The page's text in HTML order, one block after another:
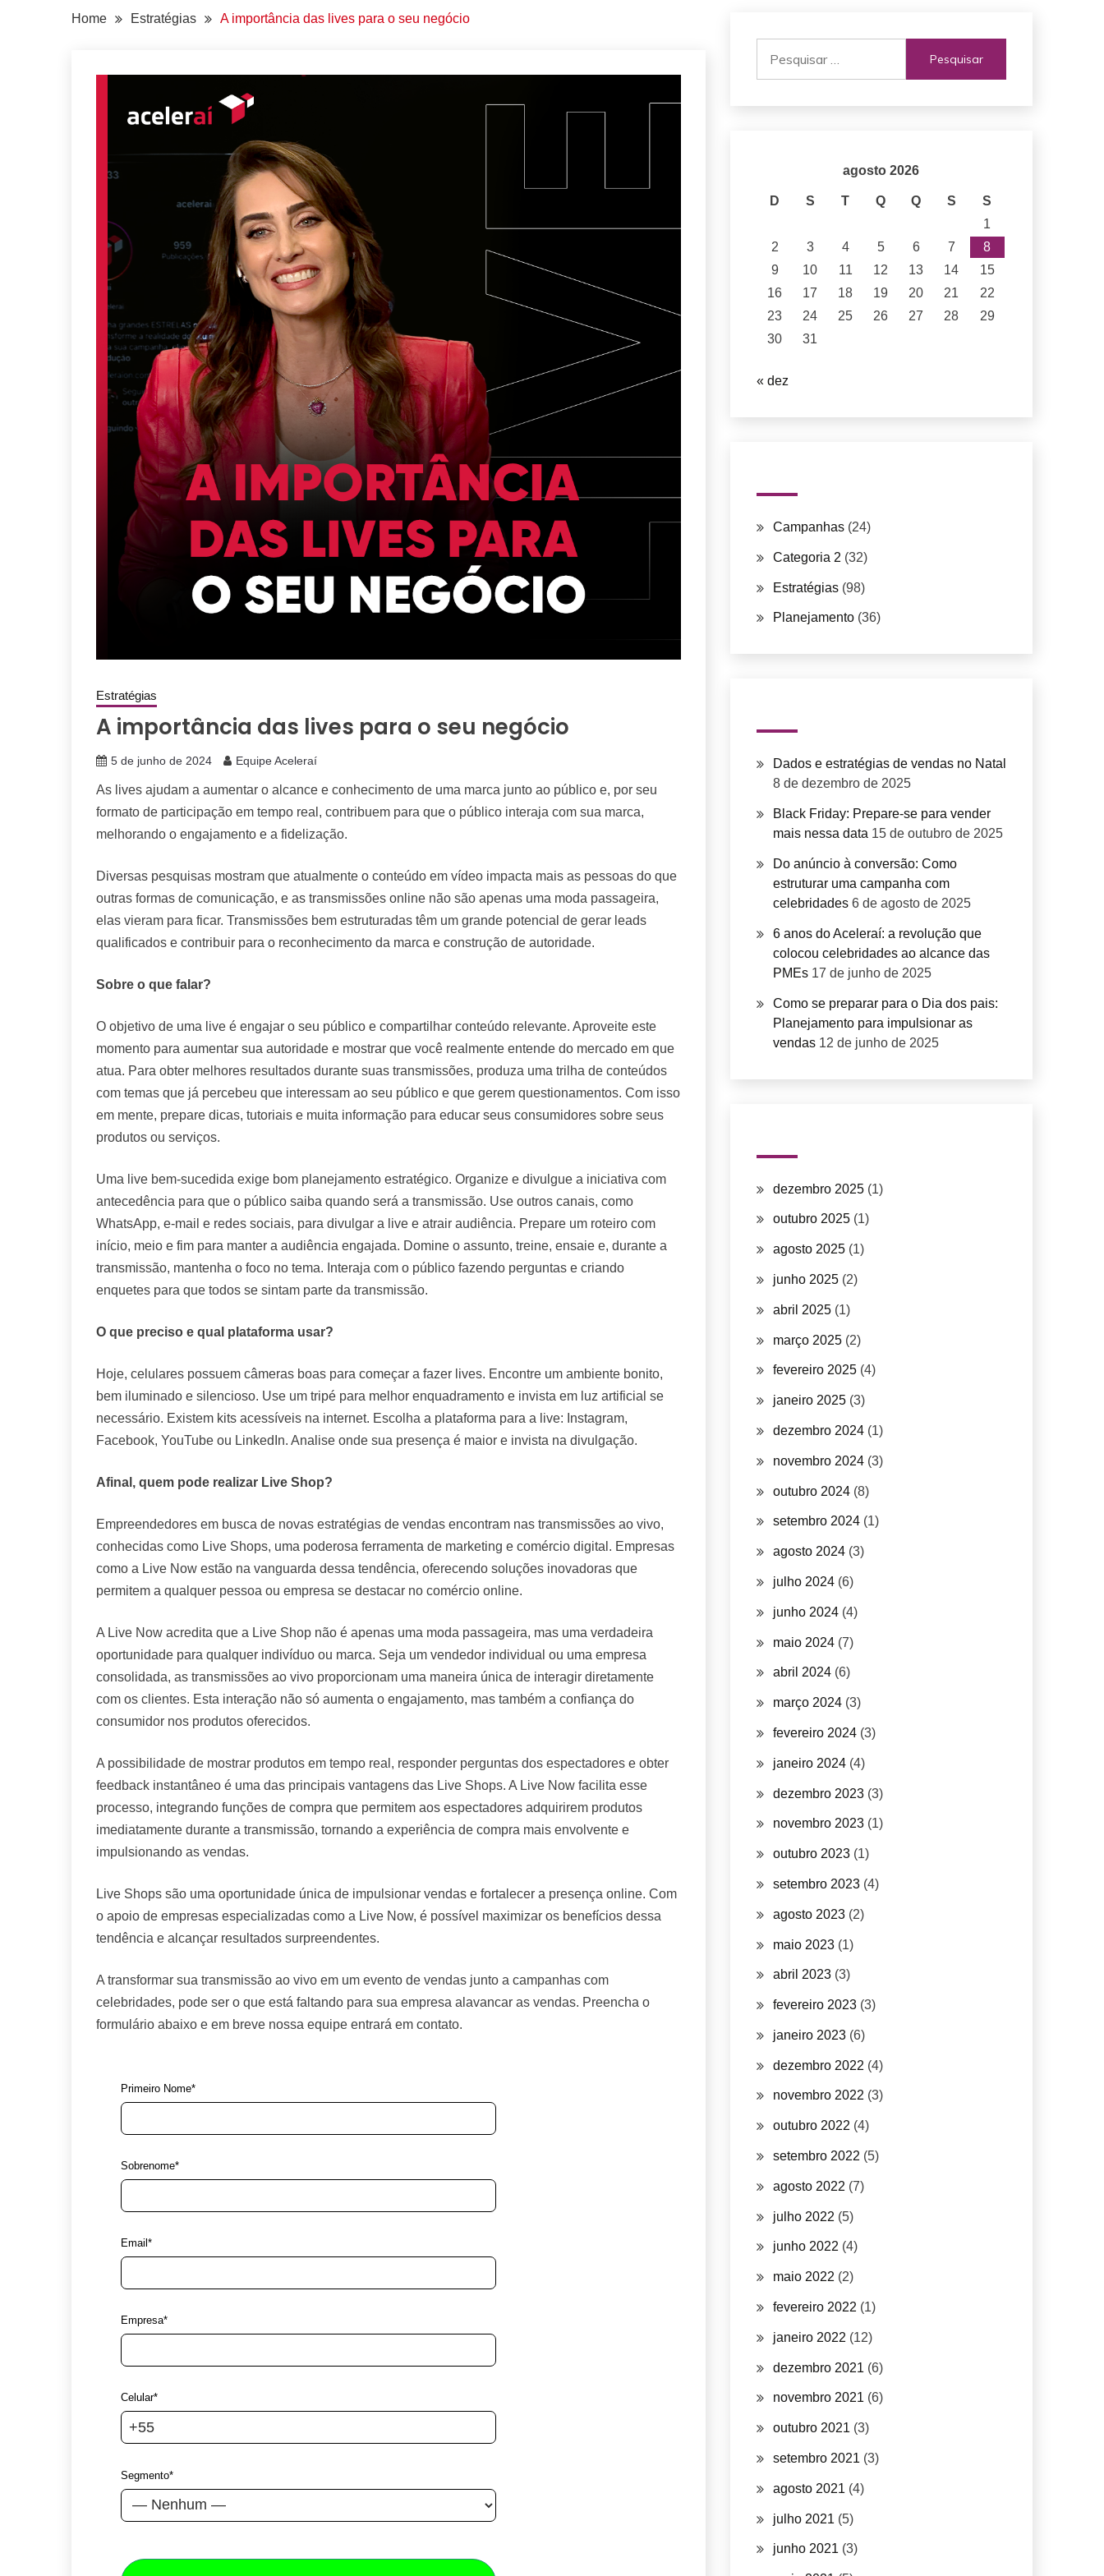
Home Estratégias A importância das lives para o seu negócio
Estratégias
A importância das lives para o seu negócio
5 de junho de 2024 Equipe Aceleraí
As lives ajudam a aumentar o alcance e conhecimento de uma marca junto ao público e, por seu
formato de participação em tempo real, contribuem para que o público interaja com sua marca,
melhorando o engajamento e a fidelização.
Diversas pesquisas mostram que atualmente o conteúdo em vídeo impacta mais as pessoas do que
outras formas de comunicação, e as transmissões online não são apenas uma moda passageira,
elas vieram para ficar. Transmissões bem estruturadas têm um grande potencial de gerar leads
qualificados e contribuir para o reconhecimento da marca e construção de autoridade.
Sobre o que falar?
O objetivo de uma live é engajar o seu público e compartilhar conteúdo relevante. Aproveite este
momento para aumentar sua autoridade e mostrar que você realmente entende do mercado em que
atua. Para obter melhores resultados durante suas transmissões, produza uma trilha de conteúdos
com temas que já percebeu que interessam ao seu público e que gerem questionamentos. Com isso
em mente, prepare dicas, tutoriais e muita informação para educar seus consumidores sobre seus
produtos ou serviços.
Uma live bem-sucedida exige bom planejamento estratégico. Organize e divulgue a iniciativa com
antecedência para que o público saiba quando será a transmissão. Use outros canais, como
WhatsApp, e-mail e redes sociais, para divulgar a live e atrair audiência. Prepare um roteiro com
início, meio e fim para manter a audiência engajada. Domine o assunto, treine, ensaie e, durante a
transmissão, mantenha o foco no tema. Interaja com o público fazendo perguntas e criando
enquetes para que todos se sintam parte da transmissão.
O que preciso e qual plataforma usar?
Hoje, celulares possuem câmeras boas para começar a fazer lives. Encontre um ambiente bonito,
bem iluminado e silencioso. Use um tripé para melhor enquadramento e invista em luz artificial se
necessário. Existem kits acessíveis na internet. Escolha a plataforma para a live: Instagram,
Facebook, YouTube ou LinkedIn. Analise onde sua presença é maior e invista na divulgação.
Afinal, quem pode realizar Live Shop?
Empreendedores em busca de novas estratégias de vendas encontram nas transmissões ao vivo,
conhecidas como Live Shops, uma poderosa ferramenta de marketing e comércio digital. Empresas
como a Live Now estão na vanguarda dessa tendência, oferecendo soluções inovadoras que
permitem a qualquer pessoa ou empresa se destacar no comércio online.
A Live Now acredita que a Live Shop não é apenas uma moda passageira, mas uma verdadeira
oportunidade para qualquer indivíduo ou marca. Seja um vendedor individual ou uma empresa
consolidada, as transmissões ao vivo proporcionam uma maneira única de interagir diretamente
com os clientes. Esta interação não só aumenta o engajamento, mas também a confiança do
consumidor nos produtos oferecidos.
A possibilidade de mostrar produtos em tempo real, responder perguntas dos espectadores e obter
feedback instantâneo é uma das principais vantagens das Live Shops. A Live Now facilita esse
processo, integrando funções de compra que permitem aos espectadores adquirirem produtos
imediatamente durante a transmissão, tornando a experiência de compra mais envolvente e
impulsionando as vendas.
Live Shops são uma oportunidade única de impulsionar vendas e fortalecer a presença online. Com
o apoio de empresas especializadas como a Live Now, é possível maximizar os benefícios dessa
tendência e alcançar resultados surpreendentes.
A transformar sua transmissão ao vivo em um evento de vendas junto a campanhas com
celebridades, pode ser o que está faltando para sua empresa alavancar as vendas. Preencha o
formulário abaixo e em breve nossa equipe entrará em contato.
Primeiro Nome*
Sobrenome*
Email*
Empresa*
Celular*
Segmento*
por:
agosto 2026
D S T Q Q S
S
1
2
3 4 5 6 7
8
9
10 11 12 13 14
15
16
17 18 19 20 21
22
23
24 25 26 27 28
29
30
31
« dez
Campanhas(24)
Categoria 2 (32)
Estratégias(98)
Planejamento(36)
Dados e estratégias de vendas no Natal
8 de dezembro de 2025
Black Friday: Prepare-se para vender
mais nessa data 15 de outubro de 2025
Do anúncio à conversão: Como
estruturar uma campanha com
celebridades 6 de agosto de 2025
6 anos do Aceleraí: a revolução que
colocou celebridades ao alcance das
PMEs 17 de junho de 2025
Como se preparar para o Dia dos pais:
Planejamento para impulsionar as
vendas 12 de junho de 2025
dezembro 2025(1)
outubro 2025(1)
agosto 2025(1)
junho 2025(2)
abril 2025(1)
março 2025(2)
fevereiro 2025(4)
janeiro 2025(3)
dezembro 2024(1)
novembro 2024(3)
outubro 2024(8)
setembro 2024(1)
agosto 2024(3)
julho 2024(6)
junho 2024(4)
maio 2024(7)
abril 2024(6)
março 2024(3)
fevereiro 2024(3)
janeiro 2024(4)
dezembro 2023(3)
novembro 2023(1)
outubro 2023(1)
setembro 2023(4)
agosto 2023(2)
maio 2023(1)
abril 2023(3)
fevereiro 2023(3)
janeiro 2023(6)
dezembro 2022 (4)
novembro 2022 (3)
outubro 2022 (4)
setembro 2022 (5)
agosto 2022 (7)
julho 2022 (5)
junho 2022 (4)
maio 2022 (2)
fevereiro 2022 (1)
janeiro 2022 (12)
dezembro 2021 (6)
novembro 2021(6)
outubro 2021 (3)
setembro 2021 (3)
agosto 2021 (4)
julho 2021 (5)
junho 2021(3)